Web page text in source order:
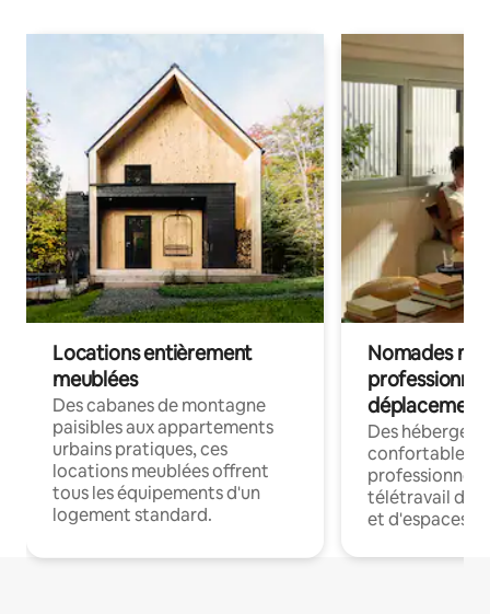
Locations entièrement
meublées
Des cabanes de montagne
paisibles aux appartements
urbains pratiques, ces
locations meublées offrent
tous les équipements d'un
logement standard.
Nomades
déplacement
Des
confortables
professionnels
télétravail
et d'espaces